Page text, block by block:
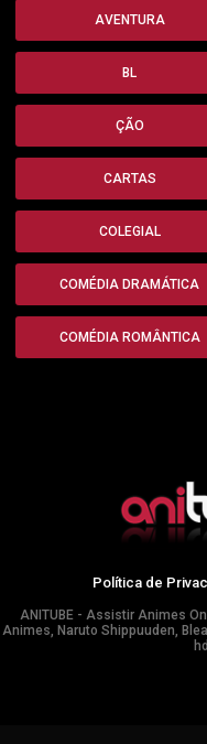
AVENTURA
BL
ÇÃO
CARTAS
COLEGIAL
COMÉDIA DRAMÁTICA
COMÉDIA ROMÂNTICA
Política de
ANITUBE - Assistir Animes
Animes, Naruto Shippuuden,